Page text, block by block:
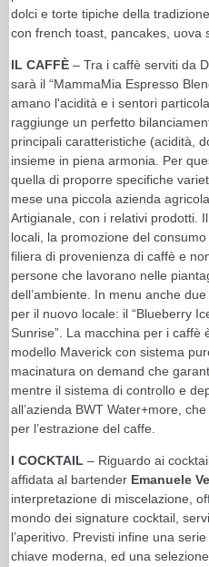
dolci e torte tipiche della
con french toast, pancakes, uova
IL CAFFÈ – Tra i caffè serviti da
sarà il “MammaMia Espresso
amano l'acidità e i sentori
raggiunge un perfetto
principali caratteristiche (acidità,
insieme in piena armonia. Per
quella di proporre specifiche
mese una piccola azienda
Artigianale, con i relativi prodotti.
locali, la promozione del
filiera di provenienza di caffè e
persone che lavorano nelle
dell’ambiente. In menu anche
per il nuovo locale: il “Blueberry
Sunrise”. La macchina per i caffè
modello Maverick con sistema
macinatura on demand che
mentre il sistema di controllo e
all’azienda BWT Water+more,
per l’estrazione del caffe.
I COCKTAIL – Riguardo ai
affidata al bartender Emanuele
interpretazione di miscelazione,
mondo dei signature cocktail,
l’aperitivo. Previsti infine una
chiave moderna, ed una